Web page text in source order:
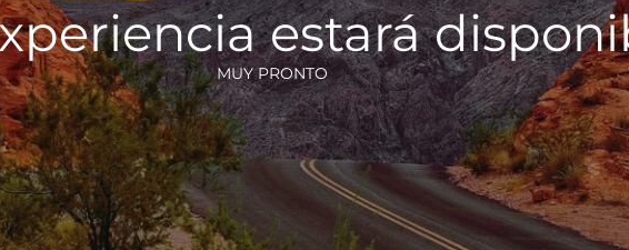
estará
MUY PRONTO